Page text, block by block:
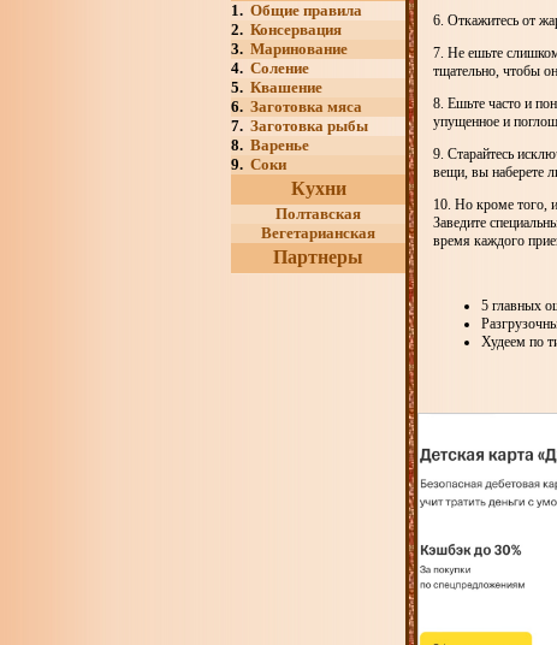
1. Общие правила
2. Консервация
3. Маринование
4. Соление
5. Квашение
6. Заготовка мяса
7. Заготовка рыбы
8. Варенье
9. Соки
Кухни
Полтавская
Вегетарианская
Партнеры
6. Откажитесь от
7. Не ешьте
тщательно, чтобы
8. Ешьте часто и
упущенное и
9. Старайтесь
вещи, вы наберете
10. Но кроме того,
Заведите
время каждого
5 главных
Худеем по